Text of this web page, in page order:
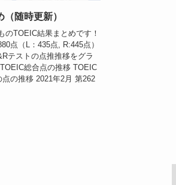
随時更新）
のTOEIC結果まとめです！
点（L：435点, R:445点）
テストの点推推移をグラ
総合点の推移 TOEIC
点の推移 2021年2月 第262